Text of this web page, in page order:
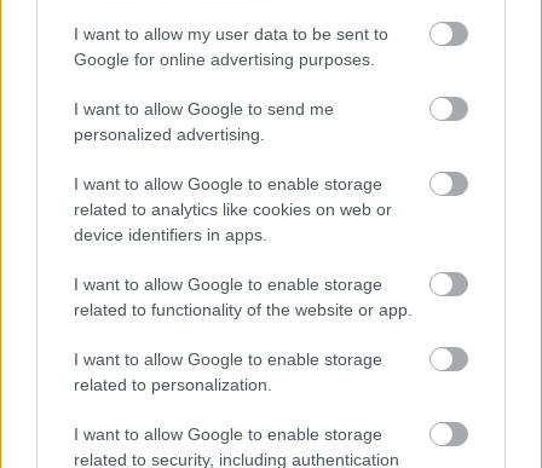
I want to allow my user data to be sent to
Google for online advertising purposes.
I want to allow Google to send me
personalized advertising.
I want to allow Google to enable storage
related to analytics like cookies on web or
device identifiers in apps.
I want to allow Google to enable storage
related to functionality of the website or app.
I want to allow Google to enable storage
related to personalization.
I want to allow Google to enable storage
related to security, including authentication
Ο Σπύρος Γραμμένος στην Τεχνόπολη του
Δήμου Αθηναίων
Σάκης